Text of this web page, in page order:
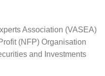
Association (VASEA)
(NFP) Organisation
and Investments